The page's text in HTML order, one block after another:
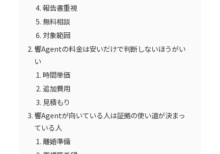
報告書重視
無料相談
対象範囲
響Agentの料金は安いだけで判断しないほうがい
い
時間単価
追加費用
見積もり
響Agentが向いている人は証拠の使い道が決まっ
ている人
離婚準備